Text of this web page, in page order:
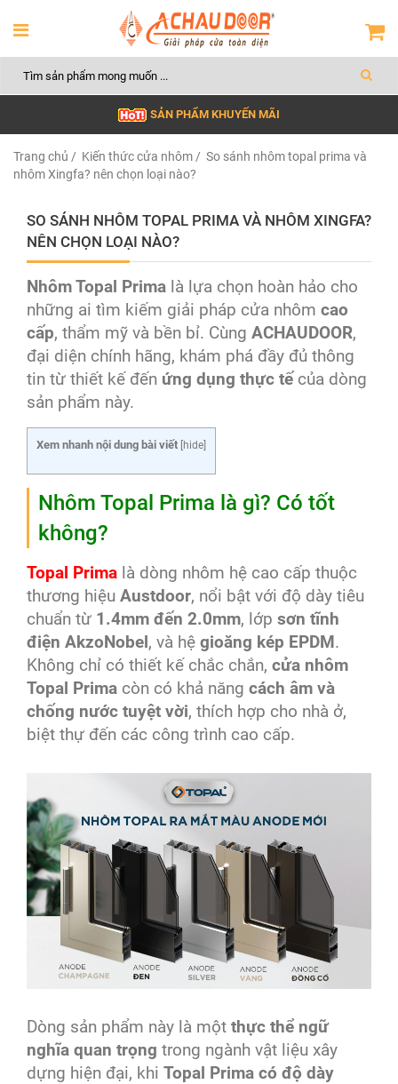
SẢN PHẨM KHUYẾN MÃI
Trang chủ / Kiến thức cửa nhôm / So sánh nhôm topal prima và
nhôm Xingfa? nên chọn loại nào?
SO SÁNH NHÔM TOPAL PRIMA VÀ NHÔM XINGFA?
NÊN CHỌN LOẠI NÀO?
Nhôm Topal Prima là lựa chọn hoàn hảo cho
những ai tìm kiếm giải pháp cửa nhôm cao
cấp, thẩm mỹ và bền bỉ. Cùng ACHAUDOOR,
đại diện chính hãng, khám phá đầy đủ thông
tin từ thiết kế đến ứng dụng thực tế của dòng
sản phẩm này.
Xem nhanh nội dung bài viết hide
Nhôm Topal Prima là gì? Có tốt
không?
Topal Prima là dòng nhôm hệ cao cấp thuộc
thương hiệu Austdoor, nổi bật với độ dày tiêu
chuẩn từ 1.4mm đến 2.0mm, lớp sơn tĩnh
điện AkzoNobel , và hệ gioăng kép EPDM .
Không chỉ có thiết kế chắc chắn, cửa nhôm
Topal Prima còn có khả năng cách âm và
chống nước tuyệt vời, thích hợp cho nhà ở,
biệt thự đến các công trình cao cấp.
Dòng sản phẩm này là một thực thể ngữ
nghĩa quan trọng trong ngành vật liệu xây
dựng hiện đại, khi Topal Prima có độ dày